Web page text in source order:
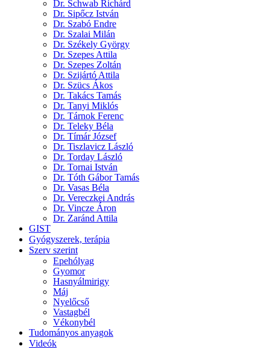
Dr. Schwab Richárd
Dr. Sipőcz István
Dr. Szabó Endre
Dr. Szalai Milán
Dr. Székely György
Dr. Szepes Attila
Dr. Szepes Zoltán
Dr. Szijártó Attila
Dr. Szücs Ákos
Dr. Takács Tamás
Dr. Tanyi Miklós
Dr. Tárnok Ferenc
Dr. Teleky Béla
Dr. Tímár József
Dr. Tiszlavicz László
Dr. Torday László
Dr. Tornai István
Dr. Tóth Gábor Tamás
Dr. Vasas Béla
Dr. Vereczkei András
Dr. Vincze Áron
Dr. Zaránd Attila
GIST
Gyógyszerek, terápia
Szerv szerint
Epehólyag
Gyomor
Hasnyálmirigy
Máj
Nyelőcső
Vastagbél
Vékonybél
Tudományos anyagok
Videók